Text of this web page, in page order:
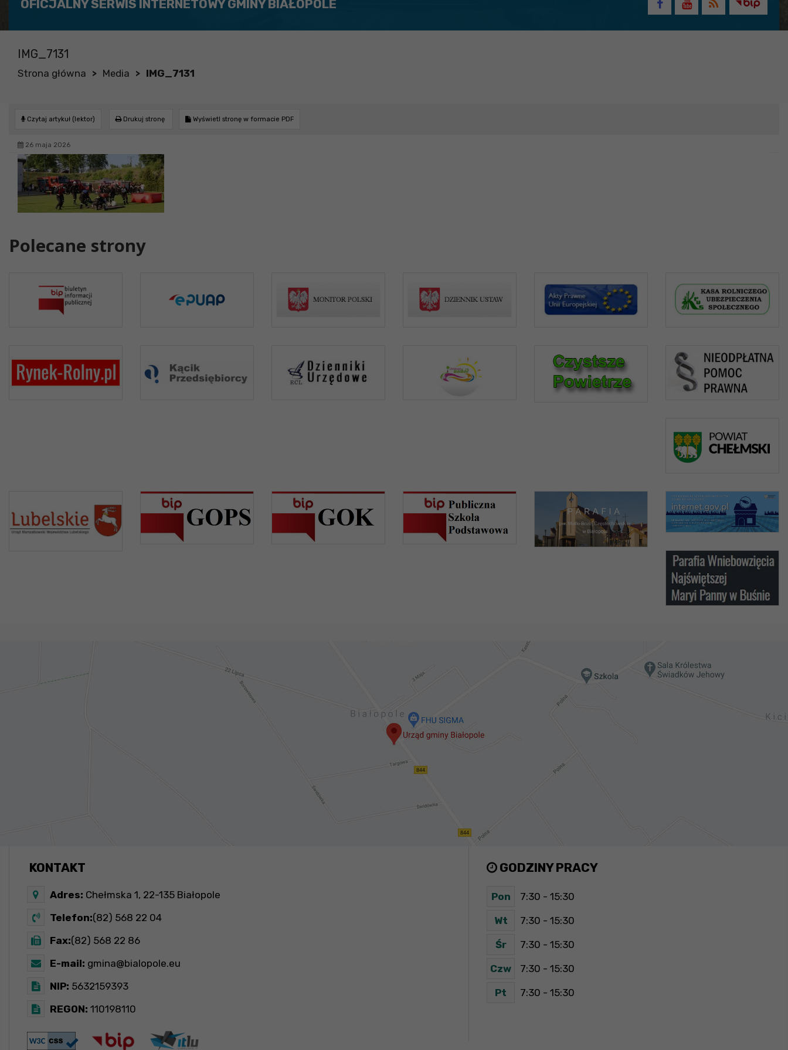
OFICJALNY SERWIS INTERNETOWY GMINY BIAŁOPOLE
IMG_7131
Strona główna > Media > IMG_7131
Czytaj artykuł (lektor) Drukuj stronę Wyświetl stronę w formacie PDF
26 maja 2026
Polecane strony
KONTAKT
Adres: Chełmska 1, 22-135 Białopole
Telefon:(82) 568 22 04
Fax:(82) 568 22 86
E-mail: gmina@bialopole.eu
NIP: 5632159393
REGON: 110198110
GODZINY PRACY
Pon 7:30 - 15:30
Wt 7:30 - 15:30
Śr 7:30 - 15:30
Czw 7:30 - 15:30
Pt 7:30 - 15:30